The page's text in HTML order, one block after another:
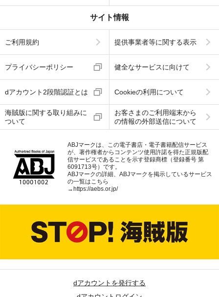
サイト情報
ご利用規約 提供事業者等に関する表示
プライバシーポリシー 健全なサービスに向けて
dアカウント2段階認証とは Cookieの利用について
海賊版に関する取り組みに
ついて
お客さまのご利用端末から
の情報の外部送信について
ABJマークは、この電子書店・電子書籍配信サービス
が、著作権者からコンテンツ使用許諾を得た正規版配
信サービスであることを示す登録商標（登録番号 第
6091713号）です。
ABJマークの詳細、ABJマークを掲示しているサービス
の一覧はこちら
→ https://aebs.or.jp/
dアカウントを発行する